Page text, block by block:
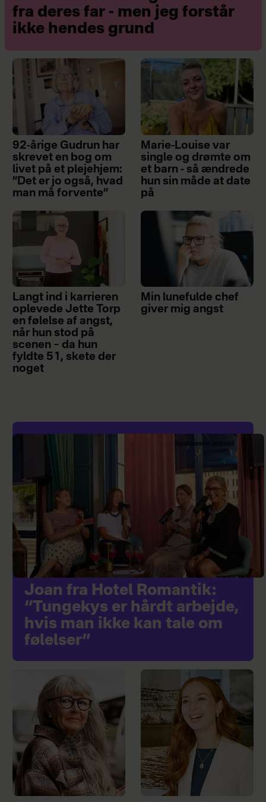
fra deres far - men jeg forstår
ikke hendes grund
92-årige Gudrun har
skrevet en bog om
livet på et plejehjem:
”Det er jo også, hvad
man må forvente”
Marie-Louise var
single og drømte om
et barn - så ændrede
hun sin måde at date
på
Langt ind i karrieren
oplevede Jette Torp
en følelse af angst,
når hun stod på
scenen – da hun
fyldte 51, skete der
noget
Min lunefulde chef
giver mig angst
Sponsoreret indhold
Joan fra Hotel Romantik:
“Tungekys er hårdt arbejde,
hvis man ikke kan tale om
følelser”